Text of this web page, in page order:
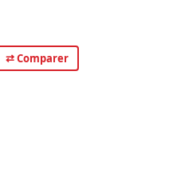
⇄ Comparer